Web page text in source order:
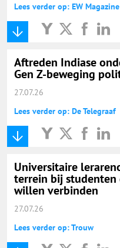
Lees verder op: EW Magazine
Aftreden Indiase
Gen Z-beweging
27.07.26
Lees verder op: De Telegraaf
Universitaire
terrein bij
willen verbinden
27.07.26
Lees verder op: Trouw